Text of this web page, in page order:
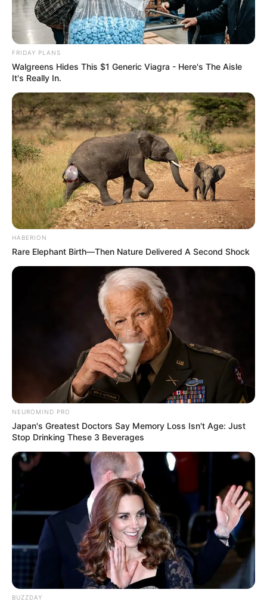
FRIDAY PLANS
Walgreens Hides This $1 Generic Viagra - Here's The Aisle
It's Really In.
HABERION
Rare Elephant Birth—Then Nature Delivered A Second Shock
NEUROMIND PRO
Japan's Greatest Doctors Say Memory Loss Isn't Age: Just
Stop Drinking These 3 Beverages
BUZZDAY